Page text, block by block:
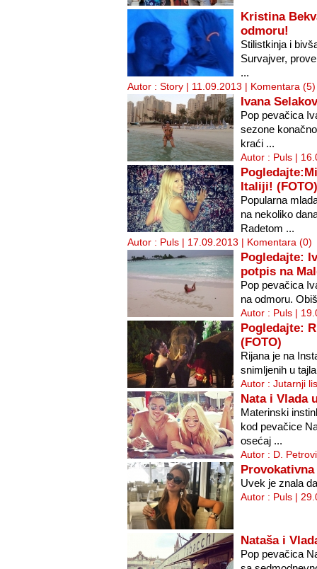
Kristina
odmoru!
Stilistkinja i
Survajver,
...
Autor : Story | 11.09.2013 | Komentara (5)
Ivana
Pop pevačica
sezone
kraći ...
Autor : Puls |
Italiji! (FOTO)
Popularna
na nekoliko
Radetom ...
Autor : Puls | 17.09.2013 | Komentara (0)
Pogledajte:
potpis na
Pop pevačica
na odmoru.
Autor : Puls |
Pogledajte:
(FOTO)
Rijana je na
snimljenih u
Autor : Jutarnji
Nata i Vlada
Materinski
kod pevačice
osećaj ...
Autor : D.
Uvek je znala
Autor : Puls |
Nataša i
Pop pevačica